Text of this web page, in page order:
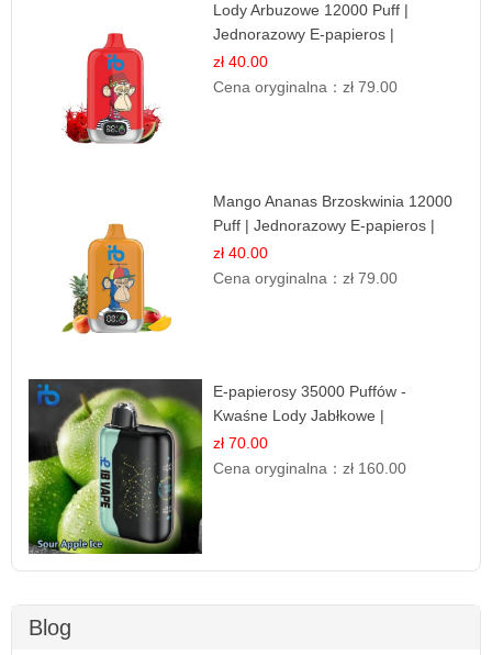
Lody Arbuzowe 12000 Puff |
Jednorazowy E-papieros |
Deserowy Smak
zł 40.00
Cena oryginalna：zł 79.00
Mango Ananas Brzoskwinia 12000
Puff | Jednorazowy E-papieros |
Tropikalny Smak
zł 40.00
Cena oryginalna：zł 79.00
E-papierosy 35000 Puffów -
Kwaśne Lody Jabłkowe |
Orzeźwiający Smak
zł 70.00
Cena oryginalna：zł 160.00
Blog